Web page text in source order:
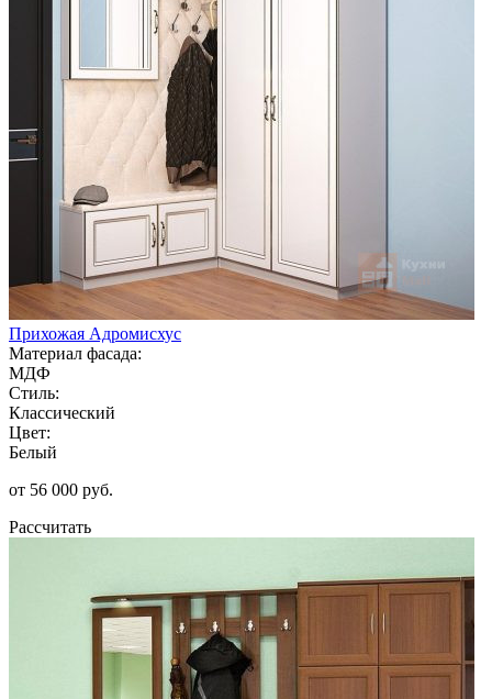
Прихожая Адромисхус
Материал фасада:
МДФ
Стиль:
Классический
Цвет:
Белый
от 56 000 руб.
Рассчитать